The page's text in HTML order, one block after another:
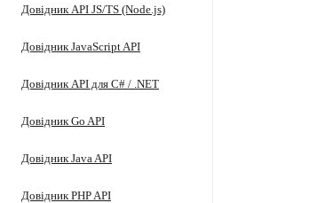
Довідник API JS/TS (Node.js)
Довідник JavaScript API
Довідник API для C# / .NET
Довідник Go API
Довідник Java API
Довідник PHP API